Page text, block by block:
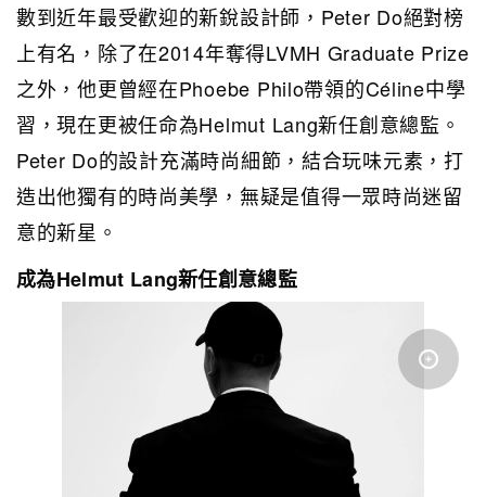
數到近年最受歡迎的新銳設計師，Peter Do絕對榜
上有名，除了在2014年奪得LVMH Graduate Prize
之外，他更曾經在Phoebe Philo帶領的Céline中學
習，現在更被任命為Helmut Lang新任創意總監。
Peter Do的設計充滿時尚細節，結合玩味元素，打
造出他獨有的時尚美學，無疑是值得一眾時尚迷留
意的新星。
成為Helmut Lang新任創意總監